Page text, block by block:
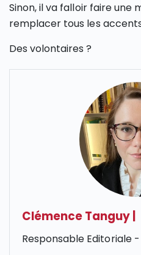
Sinon, il va falloir faire une
remplacer tous les
Des volontaires ?
Clémence Tanguy
Responsable Editoriale